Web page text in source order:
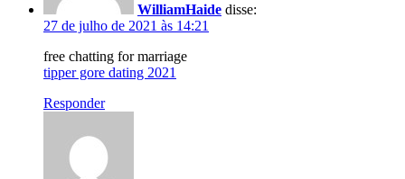
WilliamHaide disse:
27 de julho de 2021 às 14:21
free chatting for marriage
tipper gore dating 2021
Responder